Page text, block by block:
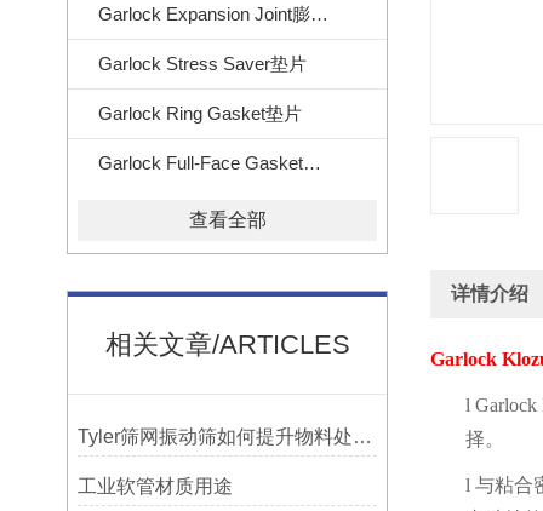
Garlock Expansion Joint膨胀节
Garlock Stress Saver垫片
Garlock Ring Gasket垫片
Garlock Full-Face Gasket垫片
查看全部
相关文章/ARTICLES
Tyler筛网振动筛如何提升物料处理能力
工业软管材质用途
详情介绍
Garlock
l Garlock
择。
l 与粘合